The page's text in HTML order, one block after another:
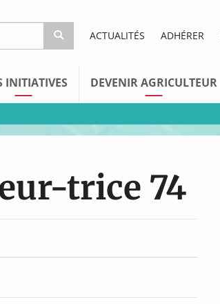
ACTUALITÉS ADHÉRER
INITIATIVES DEVENIR AGRICULTEUR
trice 74